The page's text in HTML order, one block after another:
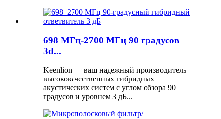
698 МГц-2700 МГц 90 градусов
3d...
Keenlion — ваш надежный производитель
высококачественных гибридных
акустических систем с углом обзора 90
градусов и уровнем 3 дБ...